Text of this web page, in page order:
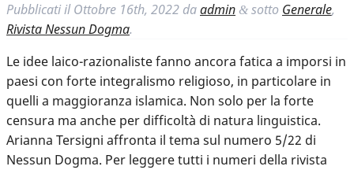
Pubblicati ilOttobre 16th, 2022 daadmin & sotto Generale,
Rivista Nessun Dogma.
Le idee laico-razionaliste fanno ancora fatica a imporsi in
paesi con forte integralismo religioso, in particolare in
quelli a maggioranza islamica. Non solo per la forte
censura ma anche per difficoltà di natura linguistica.
Arianna Tersigni affronta il tema sul numero 5/22 di
Nessun Dogma. Per leggere tutti i numeri della rivista